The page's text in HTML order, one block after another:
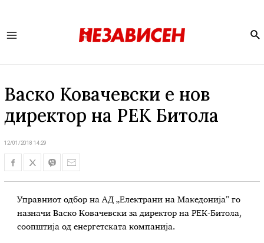
Васко Ковачевски e нов
директор на РЕК Битола
12/01/2018 14:29
Управниот одбор на АД „Електрани на Македонија” го
назначи Васко Ковачевски за директор на РЕК-Битола,
соопштија од енергетската компанија.